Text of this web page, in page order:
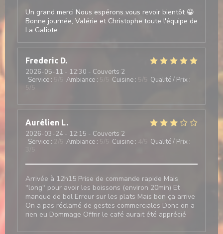
Un grand merci Nous espérons vous revoir bientôt 😀
Bonne journée, Valérie et Christophe toute l'équipe de
La Galiote
Frederic D
2026-05-11 - 12:30 - Couverts 2
Service : Ambiance : Cuisine : 5 /5 Qualité / Prix :
5 /5
Aurélien L
2026-03-24 - 12:15 - Couverts 2
Service : Ambiance : Cuisine : Qualité / Prix :
Arrivée à 12h15 Prise de commande rapide Mais
"long" pour avoir les boissons (environ 20min) Et
manque de bol Erreur sur les plats Mais bon ça arrive
On a pas réclamé de gestes commerciales Donc on a
rien eu Dommage Offrir le café aurait été apprécié